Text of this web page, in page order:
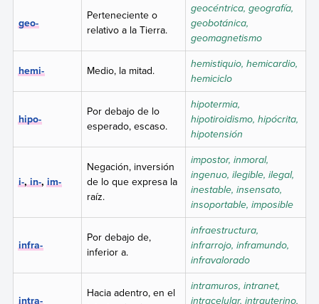
geo-
Perteneciente o
relativo a la Tierra.
geocéntrica, geografía,
geobotánica,
geomagnetismo
hemi- Medio, la mitad.
hemistiquio, hemicardio,
hemiciclo
hipo-
Por debajo de lo
esperado, escaso.
hipotermia,
hipotiroidismo, hipócrita,
hipotensión
i-,in-,im-
Negación, inversión
de lo que expresa la
raíz.
impostor, inmoral,
ingenuo, ilegible, ilegal,
inestable, insensato,
insoportable, imposible
infra-
Por debajo de,
inferior a.
infraestructura,
infrarrojo, inframundo,
infravalorado
intra-
Hacia adentro, en el
intramuros, intranet,
intracelular, intrauterino,